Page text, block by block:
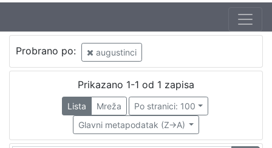
Probrano po: augustinci
Prikazano 1-1 od 1 zapisa
Lista Mreža
Po stranici: 100
Glavni metapodatak (Z->A)